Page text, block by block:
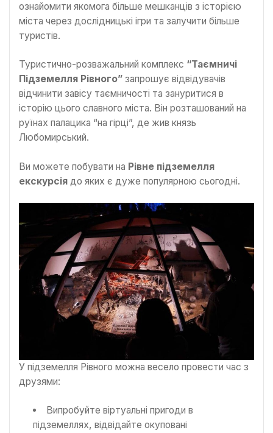
ознайомити якомога більше мешканців з історією
міста через дослідницькі ігри та залучити більше
туристів.
Туристично-розважальний комплекс “Таємничі
Підземелля Рівного” запрошує відвідувачів
відчинити завісу таємничості та зануритися в
історію цього славного міста. Він розташований на
руїнах палацика “на гірці”, де жив князь
Любомирський.
Ви можете побувати на Рівне підземелля
екскурсія до яких є дуже популярною сьогодні.
У підземелля Рівного можна весело провести час з
друзями:
Випробуйте віртуальні пригоди в
підземеллях, відвідайте окуповані